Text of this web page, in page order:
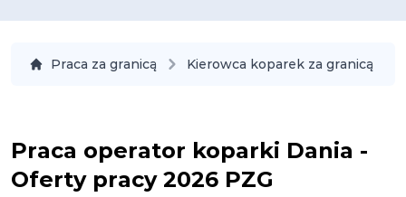
Praca za granicą Kierowca koparek za granicą
Praca operator koparki Dania -
Oferty pracy 2026 PZG